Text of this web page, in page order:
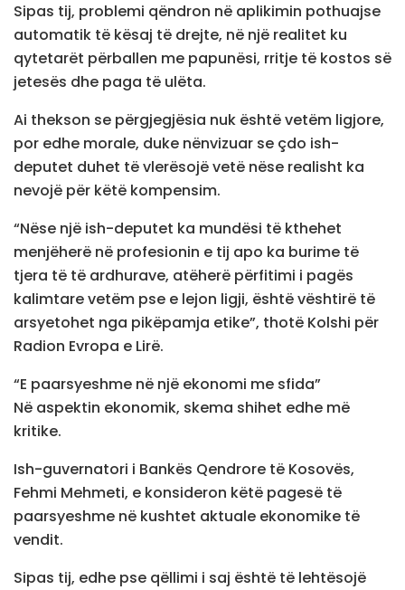
Sipas tij, problemi qëndron në aplikimin pothuajse
automatik të kësaj të drejte, në një realitet ku
qytetarët përballen me papunësi, rritje të kostos së
jetesës dhe paga të ulëta.
Ai thekson se përgjegjësia nuk është vetëm ligjore,
por edhe morale, duke nënvizuar se çdo ish-
deputet duhet të vlerësojë vetë nëse realisht ka
nevojë për këtë kompensim.
“Nëse një ish-deputet ka mundësi të kthehet
menjëherë në profesionin e tij apo ka burime të
tjera të të ardhurave, atëherë përfitimi i pagës
kalimtare vetëm pse e lejon ligji, është vështirë të
arsyetohet nga pikëpamja etike”, thotë Kolshi për
Radion Evropa e Lirë.
“E paarsyeshme në një ekonomi me sfida”
Në aspektin ekonomik, skema shihet edhe më
kritike.
Ish-guvernatori i Bankës Qendrore të Kosovës,
Fehmi Mehmeti, e konsideron këtë pagesë të
paarsyeshme në kushtet aktuale ekonomike të
vendit.
Sipas tij, edhe pse qëllimi i saj është të lehtësojë